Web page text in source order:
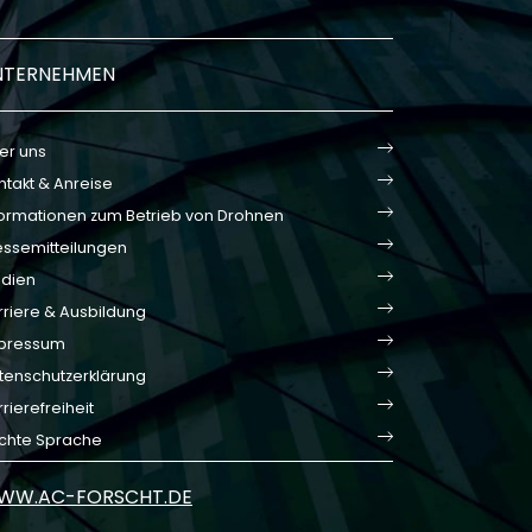
uns
& Anreise
zum Betrieb von Drohnen
& Ausbildung
Sprache
FORSCHT.DE